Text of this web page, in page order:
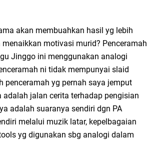
akan membuahkan hasil yg lebih
motivasi murid? Penceramah
Jinggo ini menggunakan analogi
ni tidak mempunyai slaid
penceramah yg pernah saya jemput
adalah jalan cerita terhadap pengisian
adalah suaranya sendiri dgn PA
melalui muzik latar, kepelbagaian
yg digunakan sbg analogi dalam